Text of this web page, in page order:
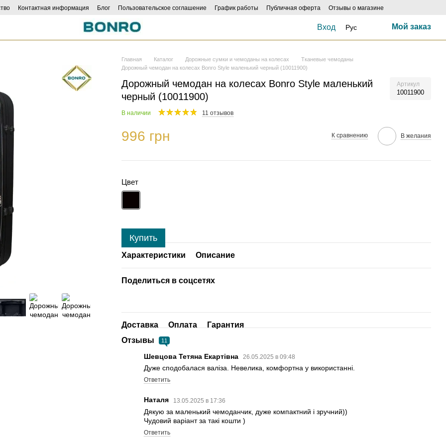
Контактная информация Блог Пользовательское соглашение График работы Публичная оферта
Отзывы о магазине
Вход Рус Мой заказ
Главная Каталог Дорожные сумки и чемоданы на колесах
Тканевые чемоданы
Дорожный чемодан на колесах Bonro Style маленький черный (10011900)
Дорожный чемодан на колесах Bonro Style маленький
черный (10011900)
Артикул
10011900
В наличии 11 отзывов
996 грн К сравнению В желания
Цвет
Купить
Характеристики Описание
Поделиться в соцсетях
Доставка Оплата
Гарантия
Отзывы
11
Шевцова Тетяна Екартівна 26.05.2025 в 09:48
Дуже сподобалася валіза. Невелика, комфортна у використанні.
Ответить
Наталя 13.05.2025 в 17:36
Дякую за маленький чемоданчик, дуже компактний і зручний))
Чудовий варіант за такі кошти )
Ответить